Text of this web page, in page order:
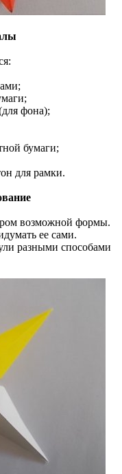
фона);
бумаги;
для рамки.
возможной формы.
ее сами.
разными способами